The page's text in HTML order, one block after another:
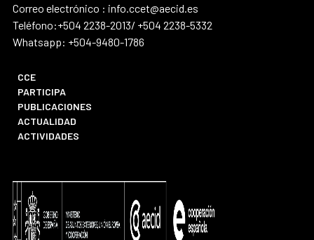
Correo electrónico : info.ccet@aecid.es
Teléfono:+504 2238-2013/ +504 2238-5332
Whatsapp: +504-9480-1786
CCE
PARTICIPA
PUBLICACIONES
ACTUALIDAD
ACTIVIDADES